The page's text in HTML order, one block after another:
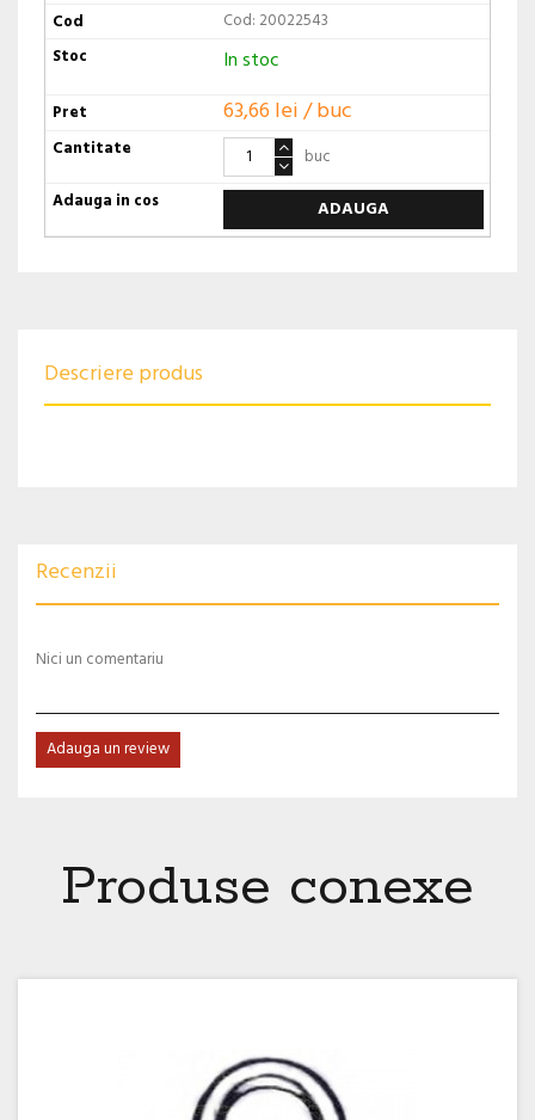
Cod: 20022543
In stoc
63,66 lei / buc
buc
ADAUGA
Descriere produs
Recenzii
Nici un comentariu
Adauga un review
Produse conexe